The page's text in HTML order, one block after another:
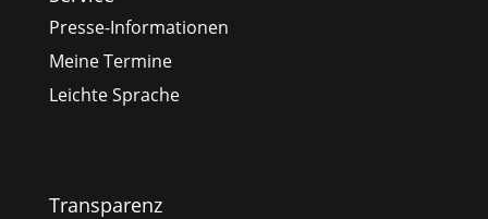
Presse-Informationen
Meine Termine
Leichte Sprache
Transparenz